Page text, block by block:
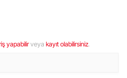
yapabilirveya kayıt olabilirsiniz.